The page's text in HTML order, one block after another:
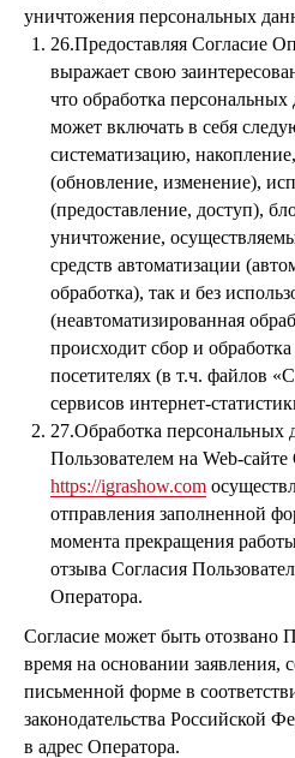
уничтожения персональных
26.Предоставляя Согласие
выражает свою
что обработка
может включать в себя
систематизацию,
(обновление, изменение),
(предоставление, доступ),
уничтожение,
средств автоматизации
обработка), так и без
(неавтоматизированная
происходит сбор и
посетителях (в т.ч. файлов
сервисов интернет-
27.Обработка персональных
Пользователем на Web-сайте
https://igrashow.com
отправления заполненной
момента прекращения
отзыва Согласия
Оператора.
Согласие может быть отозвано
время на основании заявления,
письменной форме в
законодательства Российской
в адрес Оператора.